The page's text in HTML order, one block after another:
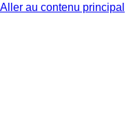
Aller au contenu principal